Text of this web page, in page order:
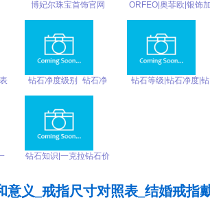
博妃尔珠宝首饰官网
ORFEO|奥菲欧|银饰
钻石净度级别_钻石净
_SI_LC_IF
钻石等级|钻石净度|钻
钻石知识|一克拉钻石价
意义_戒指尺寸对照表_结婚戒指